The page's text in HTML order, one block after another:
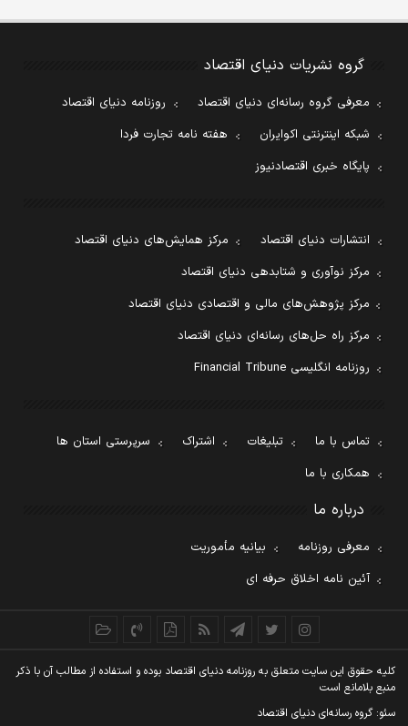
گروه نشریات دنیای اقتصاد
معرفی گروه رسانه‌ای دنیای اقتصاد
روزنامه دنیای اقتصاد
شبکه اینترنتی اکوایران
هفته نامه تجارت فردا
پایگاه خبری اقتصادنیوز
انتشارات دنیای اقتصاد
مرکز همایش‌های دنیای اقتصاد
مرکز نوآوری و شتابدهی دنیای اقتصاد
مرکز پژوهش‌های مالی و اقتصادی دنیای اقتصاد
مرکز راه حل‌های رسانه‌ای دنیای اقتصاد
روزنامه انگلیسی Financial Tribune
تماس با ما تبلیغات اشتراک
سرپرستی استان ها
همکاری با ما
درباره ما
معرفی روزنامه
بیانیه مأموریت
آئین نامه اخلاق حرفه ای
کليه حقوق اين سايت متعلق به روزنامه دنيای اقتصاد بوده و استفاده از مطالب آن با ذکر
منبع بلامانع است
سئو: گروه رسانه‌ای دنیای اقتصاد